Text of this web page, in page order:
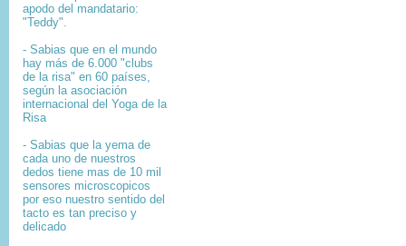
apodo del mandatario:
"Teddy".
- Sabias que en el mundo
hay más de 6.000 "clubs
de la risa" en 60 países,
según la asociación
internacional del Yoga de la
Risa
- Sabias que la yema de
cada uno de nuestros
dedos tiene mas de 10 mil
sensores microscopicos
por eso nuestro sentido del
tacto es tan preciso y
delicado